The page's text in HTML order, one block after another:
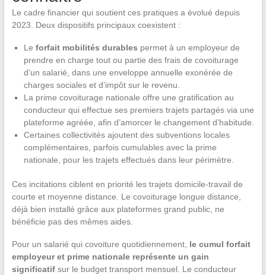
Le cadre financier qui soutient ces pratiques a évolué depuis
2023. Deux dispositifs principaux coexistent :
Le forfait mobilités durables permet à un employeur de
prendre en charge tout ou partie des frais de covoiturage
d’un salarié, dans une enveloppe annuelle exonérée de
charges sociales et d’impôt sur le revenu.
La prime covoiturage nationale offre une gratification au
conducteur qui effectue ses premiers trajets partagés via une
plateforme agréée, afin d’amorcer le changement d’habitude.
Certaines collectivités ajoutent des subventions locales
complémentaires, parfois cumulables avec la prime
nationale, pour les trajets effectués dans leur périmètre.
Ces incitations ciblent en priorité les trajets domicile-travail de
courte et moyenne distance. Le covoiturage longue distance,
déjà bien installé grâce aux plateformes grand public, ne
bénéficie pas des mêmes aides.
Pour un salarié qui covoiture quotidiennement, le cumul forfait
employeur et prime nationale représente un gain
significatifsur le budget transport mensuel. Le conducteur